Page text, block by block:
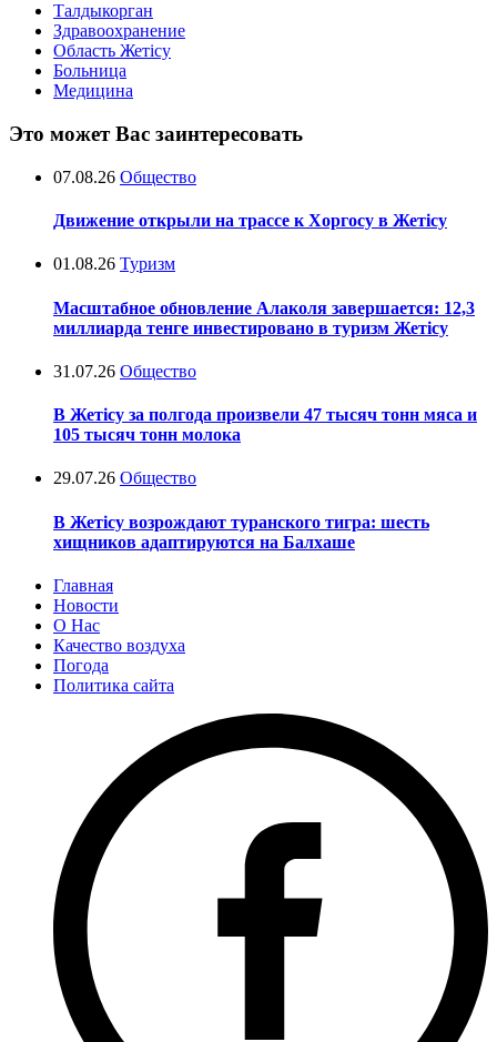
Талдыкорган
Здравоохранение
Область Жетісу
Больница
Медицина
Это может Вас заинтересовать
07.08.26 Общество
Движение открыли на трассе к Хоргосу в Жетісу
01.08.26 Туризм
Масштабное обновление Алаколя завершается: 12,3
миллиарда тенге инвестировано в туризм Жетісу
31.07.26 Общество
В Жетісу за полгода произвели 47 тысяч тонн мяса и
105 тысяч тонн молока
29.07.26 Общество
В Жетісу возрождают туранского тигра: шесть
хищников адаптируются на Балхаше
Главная
Новости
О Нас
Качество воздуха
Погода
Политика сайта